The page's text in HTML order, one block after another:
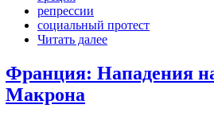
репрессии
социальный протест
Читать далее
Франция: Нападения
Макрона